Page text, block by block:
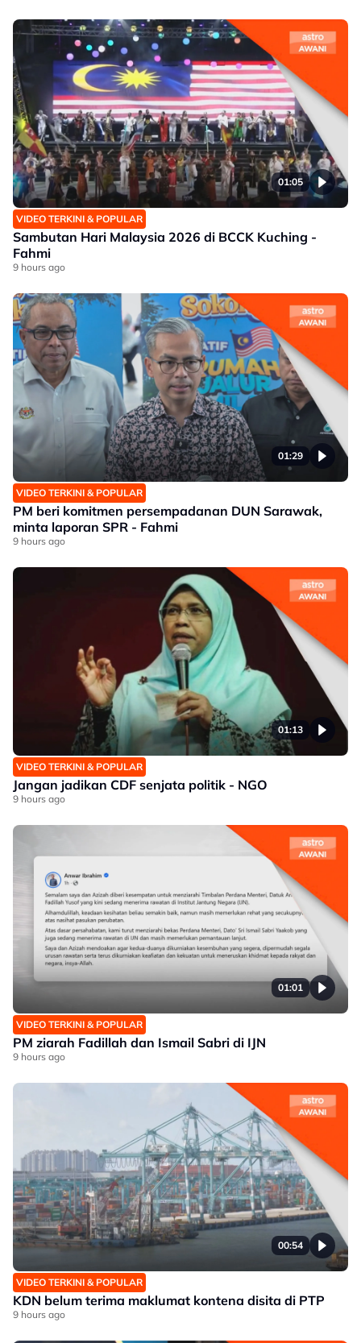
01:05
VIDEO TERKINI & POPULAR
Sambutan Hari Malaysia 2026 di BCCK Kuching -
Fahmi
9 hours ago
01:29
VIDEO TERKINI & POPULAR
PM beri komitmen persempadanan DUN Sarawak,
minta laporan SPR - Fahmi
9 hours ago
01:13
VIDEO TERKINI & POPULAR
Jangan jadikan CDF senjata politik - NGO
9 hours ago
01:01
VIDEO TERKINI & POPULAR
PM ziarah Fadillah dan Ismail Sabri di IJN
9 hours ago
00:54
VIDEO TERKINI & POPULAR
KDN belum terima maklumat kontena disita di PTP
9 hours ago